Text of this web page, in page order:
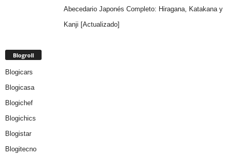
Abecedario Japonés Completo: Hiragana, Katakana y
Kanji [Actualizado]
Blogroll
Blogicars
Blogicasa
Blogichef
Blogichics
Blogistar
Blogitecno